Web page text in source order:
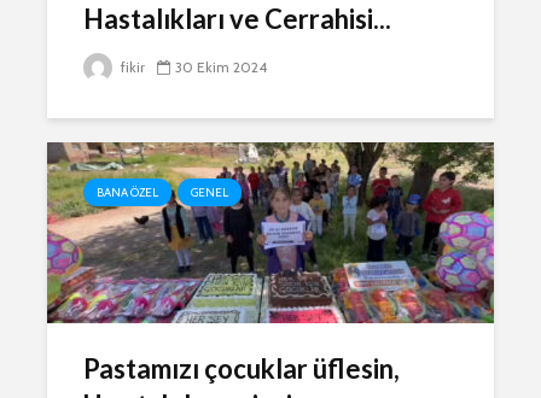
Hastalıkları ve Cerrahisi...
fikir 30 Ekim 2024
BANA ÖZEL GENEL
Pastamızı çocuklar üflesin,